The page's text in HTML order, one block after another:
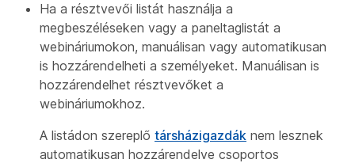
Ha a résztvevői listát használja a
megbeszéléseken vagy a paneltaglistát a
webináriumokon, manuálisan vagy automatikusan
is hozzárendelheti a személyeket. Manuálisan is
hozzárendelhet résztvevőket a
webináriumokhoz.
A listádon szereplő társházigazdák nem lesznek
automatikusan hozzárendelve csoportos